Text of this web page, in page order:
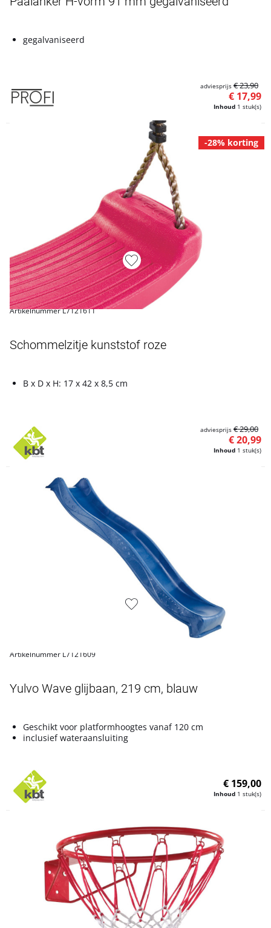
gegalvaniseerd
Inhoud 1 stuk(s)
€ 17,99
adviesprijs € 23,90
-28% korting
Artikelnummer L7121611
Schommelzitje kunststof roze
B x D x H: 17 x 42 x 8,5 cm
Inhoud 1 stuk(s)
€ 20,99
adviesprijs € 29,00
Artikelnummer L7121609
Yulvo Wave glijbaan, 219 cm, blauw
Geschikt voor platformhoogtes vanaf 120 cm
inclusief wateraansluiting
Inhoud 1 stuk(s)
€ 159,00